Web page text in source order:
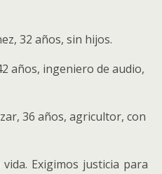
32 años, sin hijos.
años, ingeniero de audio,
36 años, agricultor, con
Exigimos justicia para